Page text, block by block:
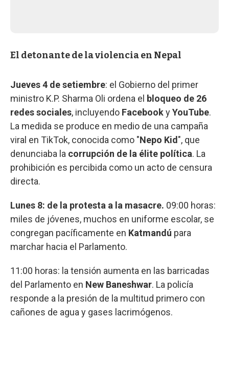
El detonante de la violencia en Nepal
Jueves 4 de setiembre: el Gobierno del primer
ministro K.P. Sharma Oli ordena el bloqueo de 26
redes sociales, incluyendo FacebookyYouTube.
La medida se produce en medio de una campaña
viral en TikTok, conocida como "Nepo Kid ", que
denunciaba la corrupción de la élite política. La
prohibición es percibida como un acto de censura
directa.
Lunes 8: de la protesta a la masacre. 09:00 horas:
miles de jóvenes, muchos en uniforme escolar, se
congregan pacíficamente en Katmandú para
marchar hacia el Parlamento.
11:00 horas: la tensión aumenta en las barricadas
del Parlamento en New Baneshwar. La policía
responde a la presión de la multitud primero con
cañones de agua y gases lacrimógenos.